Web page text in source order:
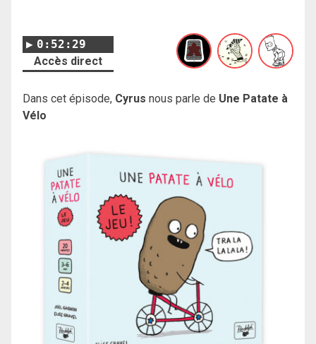
0:52:29
Accès direct
Dans cet épisode, Cyrus nous parle de Une Patate à
Vélo